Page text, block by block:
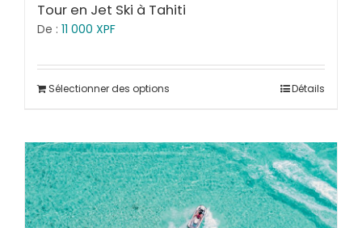
Tour en Jet Ski à Tahiti
De : 11 000 XPF
Sélectionner des options Détails